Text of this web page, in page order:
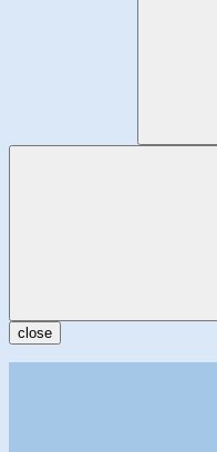
close